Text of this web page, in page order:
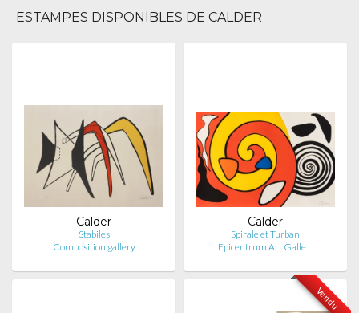
ESTAMPES DISPONIBLES DE CALDER
Calder
Stabiles
Composition.gallery
Calder
Spirale et Turban
Epicentrum Art Galle…
Vendu